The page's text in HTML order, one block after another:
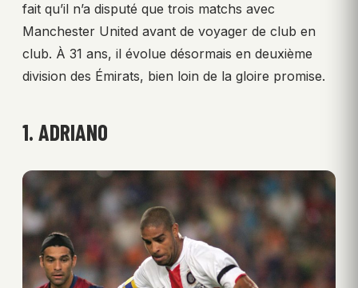
fait qu’il n’a disputé que trois matchs avec
Manchester United avant de voyager de club en
club. À 31 ans, il évolue désormais en deuxième
division des Émirats, bien loin de la gloire promise.
1. ADRIANO